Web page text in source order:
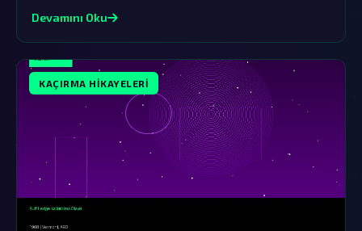
Devamını Oku
KAÇIRMA HIKAYELERI